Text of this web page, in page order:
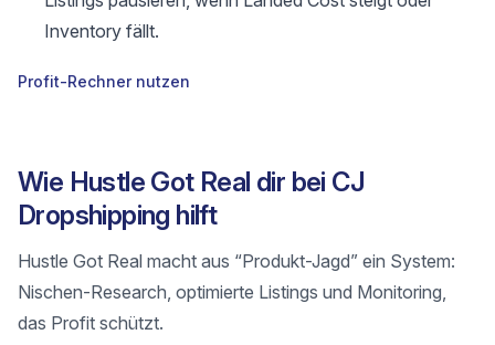
Inventory fällt.
Profit-Rechner nutzen
Wie Hustle Got Real dir bei CJ
Dropshipping hilft
Hustle Got Real macht aus “Produkt-Jagd” ein System:
Nischen-Research, optimierte Listings und Monitoring,
das Profit schützt.